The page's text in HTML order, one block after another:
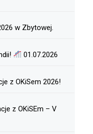
w Zbytowej.
01.07.2026
z OKiSem 2026!
z OKiSEm – V